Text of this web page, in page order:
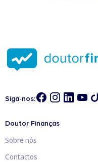
Siga-nos:
Doutor Finanças
Sobre nós
Contactos